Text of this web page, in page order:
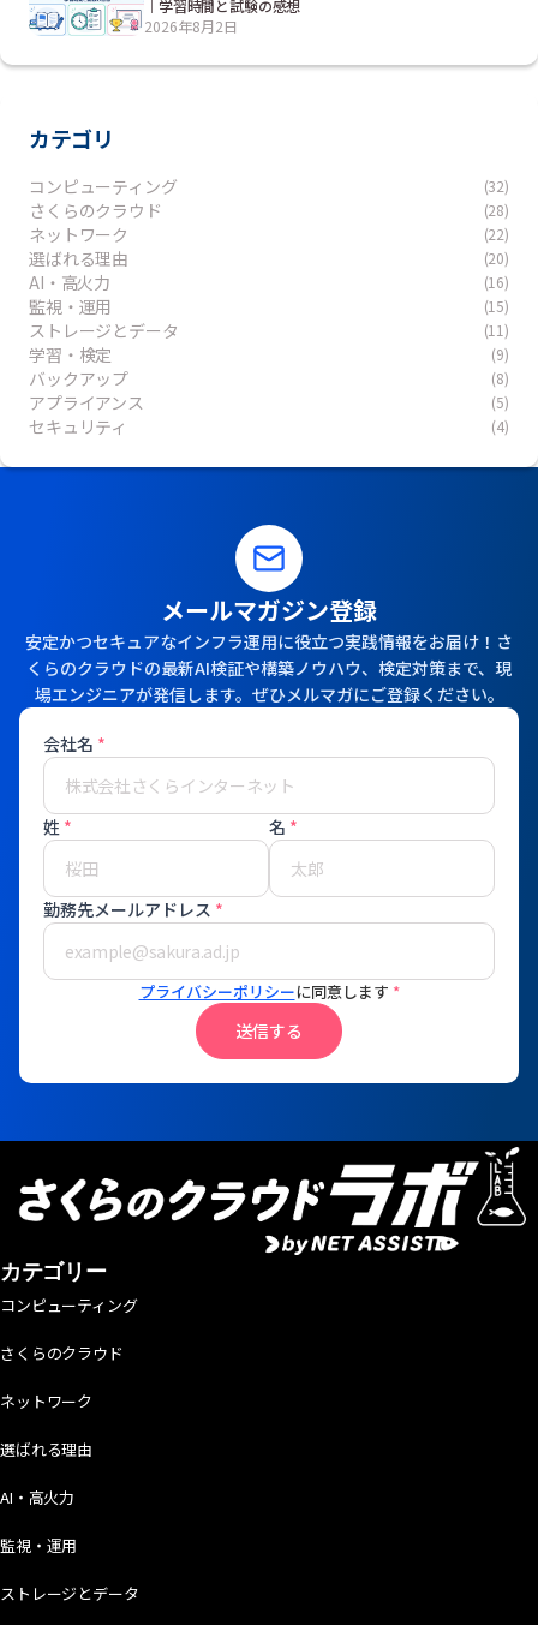
｜学習時間と試験の感想
2026年8月2日
カテゴリ
コンピューティング (32)
さくらのクラウド (28)
ネットワーク (22)
選ばれる理由 (20)
AI・高火力 (16)
監視・運用 (15)
ストレージとデータ (11)
学習・検定 (9)
バックアップ (8)
アプライアンス (5)
セキュリティ (4)
メールマガジン登録
安定かつセキュアなインフラ運用に役立つ実践情報をお届け！さ
くらのクラウドの最新AI検証や構築ノウハウ、検定対策まで、現
場エンジニアが発信します。ぜひメルマガにご登録ください。
会社名 *
姓 * 名 *
勤務先メールアドレス *
プライバシーポリシーに同意します *
送信する
カテゴリー
コンピューティング
さくらのクラウド
ネットワーク
選ばれる理由
AI・高火力
監視・運用
ストレージとデータ